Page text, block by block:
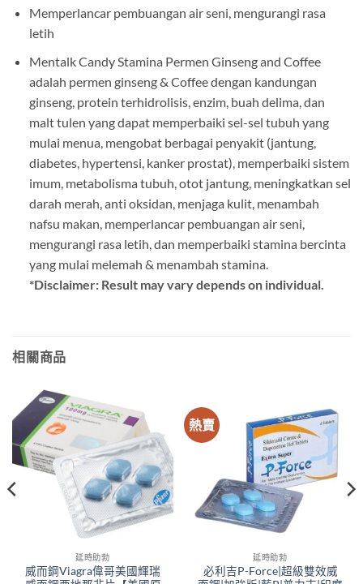
Memperlancar pembuangan air seni, mengurangi rasa
letih
Mentalk Candy Stamina Permen Ginseng and Coffee
adalah permen ginseng & Coffee dengan kandungan
ginseng, protein terhidrolisis, enzim, buah delima, dan
malt tulen yang dapat memperbaiki sel-sel tubuh yang
mulai menua, mengobat berbagai penyakit (jantung,
diabetes, hypertensi, kanker prostat), memperbaiki sistem
imum, metabolisma tubuh, otot jantung, meningkatkan sel
darah merah, anti oksidan, menjaga kulit, menambah
nafsu makan, memperlancar pembuangan air seni,
mengurangi rasa letih, dan memperbaiki stamina bercinta
yang mulai melemah & menambah stamina.
*Disclaimer: Result may vary depends on individual.
相關商品
延時助勃
威而鋼Viagra偉哥美國輝瑞
熱賣
延時助勃
必利吉P-Force|超級雙效威